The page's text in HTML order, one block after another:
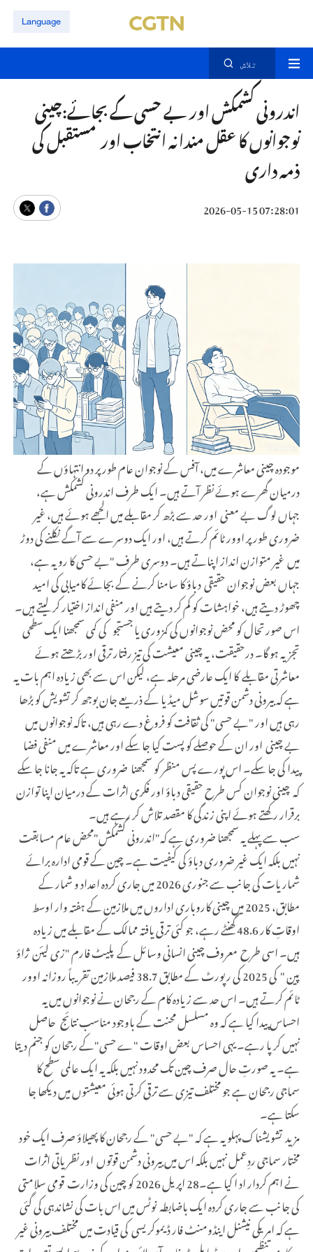
Language
تلاش
اندرونی کشمکش اور بے حسی کے بجائے:چینی
نوجوانوں کا عقل مندانہ انتخاب اور مستقبل کی
ذمہ داری
07:28:01 2026-05-15
موجودہ چینی معاشرے میں، آفس کے نوجوان عام طور پر دو انتہاؤں کے
درمیان گھرے ہوئے نظر آتے ہیں۔ ایک طرف اندرونی کشمکش ہے،
جہاں لوگ بے معنی اور حد سے بڑھ کر مقابلے میں الجھے ہوئے ہیں، غیر
ضروری طور پر اوور ٹائم کرتے ہیں، اور ایک دوسرے سے آگے نکلنے کی دوڑ
میں غیر متوازن انداز اپناتے ہیں۔ دوسری طرف "بے حسی کا رویہ ہے،
جہاں بعض نوجوان حقیقی دباؤ کا سامنا کرنے کے بجائے کامیابی کی امید
چھوڑ دیتے ہیں، خواہشات کو کم کر دیتے ہیں اور منفی انداز اختیار کر لیتے ہیں۔
اس صورتحال کو محض نوجوانوں کی کمزوری یا جستجو کی کمی سمجھنا ایک سطحی
تجزیہ ہو گا۔ درحقیقت، یہ چینی معیشت کی تیز رفتار ترقی اور بڑھتے ہوئے
معاشرتی مقابلے کا ایک عارضی مرحلہ ہے، لیکن اس سے بھی زیادہ اہم بات یہ
ہے کہ بیرونی دشمن قوتیں سوشل میڈیا کے ذریعے جان بوجھ کر تشویش کو بڑھا
رہی ہیں اور "بے حسی" کی ثقافت کو فروغ دے رہی ہیں، تاکہ نوجوانوں میں
بے چینی اور ان کے حوصلے کو پست کیا جا سکے اور معاشرے میں منفی فضا
پیدا کی جا سکے۔ اس پورے پس منظر کو سمجھنا ضروری ہے تاکہ یہ جانا جا سکے
کہ چینی نوجوان کس طرح حقیقی دباؤ اور فکری اثرات کے درمیان اپنا توازن
برقرار رکھتے ہوئے اپنی زندگی کا مقصد تلاش کر رہے ہیں۔
سب سے پہلے یہ سمجھنا ضروری ہے کہ"اندرونی کشمکش"محض عام مسابقت
نہیں بلکہ ایک غیر ضروری دباؤ کی کیفیت ہے۔ چین کے قومی ادارہ برائے
شماریات کی جانب سے جنوری 2026 میں جاری کردہ اعداد و شمار کے
مطابق، 2025 میں چینی کاروباری اداروں میں ملازمین کے ہفتہ وار اوسط
اوقاتِ کار 48.6 گھنٹے رہے، جو کئی ترقی یافتہ ممالک کے مقابلے میں زیادہ
ہیں۔ اسی طرح معروف چینی انسانی وسائل کے پلیٹ فارم "زی لیئن ژاؤ
پین "
کی 2025 کی رپورٹ کے مطابق 38.7 فیصد ملازمین تقریباً روزانہ اوور
ٹائم کرتے ہیں۔ اس حد سے زیادہ کام کے رجحان نے نوجوانوں میں یہ
احساس پیدا کیا ہے کہ وہ مسلسل محنت کے باوجود مناسب نتائج حاصل
نہیں کر پا رہے۔ یہی احساس بعض اوقات "ے حسی"کے رجحان کو جنم دیتا
ہے۔ یہ صورتِ حال صرف چین تک محدود نہیں بلکہ یہ ایک عالمی سطح کا
سماجی رجحان ہے جو مختلف تیزی سے ترقی کرتی ہوئی معیشتوں میں دیکھا جا
سکتا ہے۔
مزید تشویشناک پہلو یہ ہے کہ "بے حسی" کے رجحان کا پھیلاؤ صرف ایک خود
مختار سماجی ردِعمل نہیں بلکہ اس میں بیرونی دشمن قوتوں اور نظریاتی اثرات
نے اہم کردار اد ا کیا ہے۔28 اپریل 2026 کو چین کی وزارت قومی سلامتی
کی جانب سے جاری کردہ ایک باضابطہ نوٹس میں اس بات کی نشاندہی کی گئی
ہے کہ امریکی نیشنل اینڈومنٹ فار ڈیموکریسی کی قیادت میں مختلف بیرونی غیر